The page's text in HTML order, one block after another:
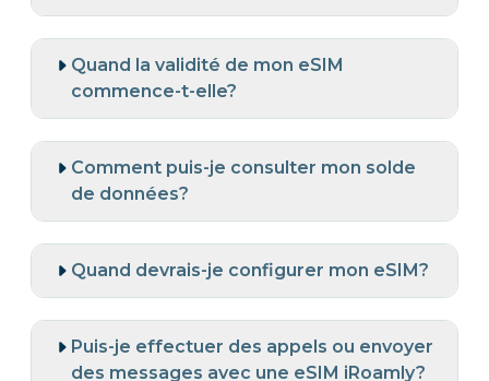
Quand la validité de mon eSIM
commence-t-elle?
Comment puis-je consulter mon solde
de données?
Quand devrais-je configurer mon eSIM?
Puis-je effectuer des appels ou envoyer
des messages avec une eSIM iRoamly?